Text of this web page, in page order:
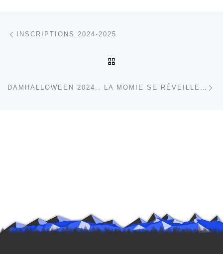
Parcourir les articles
INSCRIPTIONS 2024-2025
DAMHALLOWEEN 2024.. LA MOMIE SE RÉVEILLE ENCORE